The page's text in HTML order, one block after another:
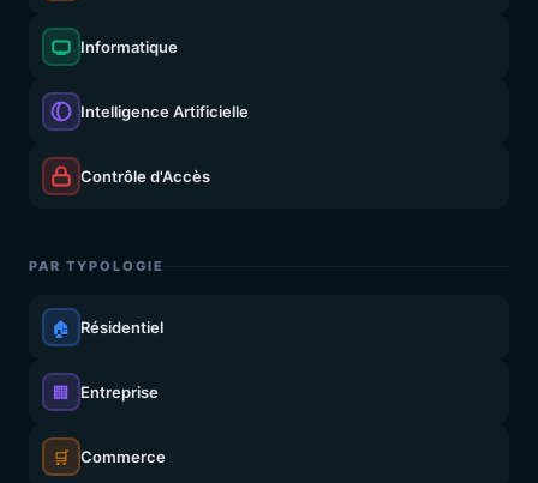
Informatique
Intelligence Artificielle
Contrôle d'Accès
PAR TYPOLOGIE
🏠 Résidentiel
🏢 Entreprise
🛒 Commerce